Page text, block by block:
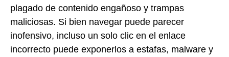
plagado de contenido engañoso y trampas
maliciosas. Si bien navegar puede parecer
inofensivo, incluso un solo clic en el enlace
incorrecto puede exponerlos a estafas, malware y